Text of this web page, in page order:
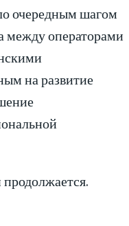
очередным шагом
между операторами
на развитие